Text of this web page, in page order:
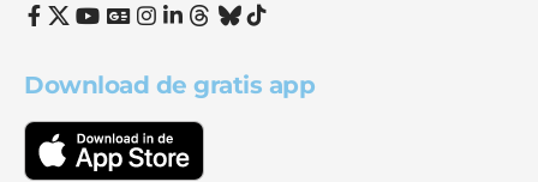
Download de gratis app